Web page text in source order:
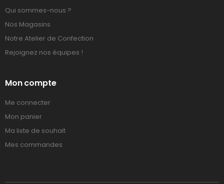
Qui sommes-nous ?
Nos Magasins
Notre Atelier de Confection
Rejoignez nos équipes !
Mon compte
Me connecter
Mon panier
Ma liste de souhait
Mes commandes